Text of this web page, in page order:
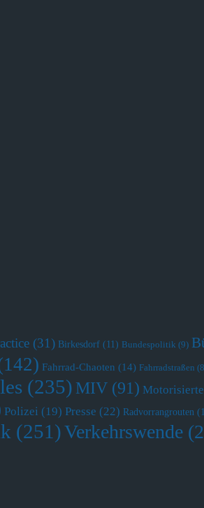
(31) Birkesdorf (11) Bundespolitik (9)
Fahrrad-Chaoten (14) Fahrradstraßen
(235) MIV (91)
Polizei (19) Presse (22) Radvorrangrouten
(251)Verkehrswende